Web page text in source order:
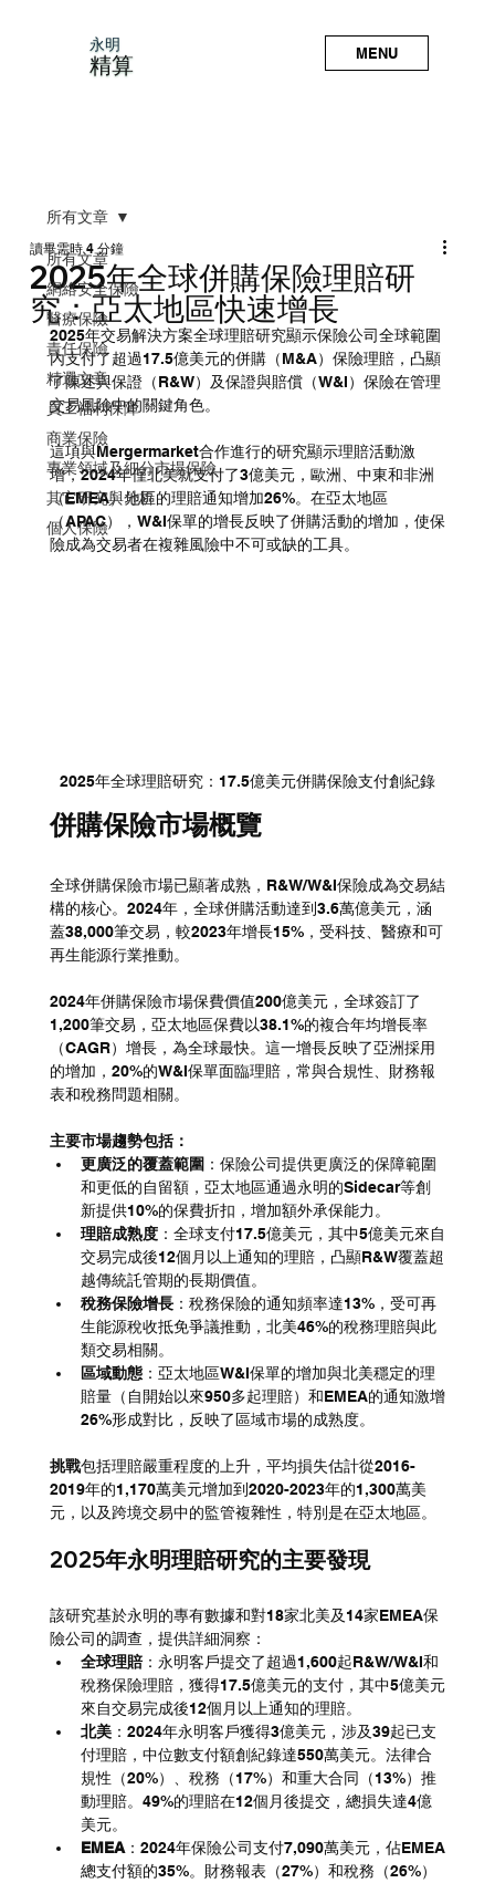
永明
精算 MENU
所有文章
網絡安全保險
醫療保險
責任保險
精選文章
員工福利保障
商業保險
專業領域及細分市場保險
其它研究與分析
個人保險
所有文章
2025年全球併購保險理賠研
究：亞太地區快速增長
讀畢需時 4 分鐘
2025年交易解決方案全球理賠研究顯示保險公司全球範圍
內支付了超過17.5億美元的併購（M&A）保險理賠，凸顯
了陳述與保證（R&W）及保證與賠償（W&I）保險在管理
交易風險中的關鍵角色。
這項與Mergermarket合作進行的研究顯示理賠活動激
增，2024年僅北美就支付了3億美元，歐洲、中東和非洲
（EMEA）地區的理賠通知增加26%。在亞太地區
（APAC），W&I保單的增長反映了併購活動的增加，使保
險成為交易者在複雜風險中不可或缺的工具。
2025年全球理賠研究：17.5億美元併購保險支付創紀錄
併購保險市場概覽
全球併購保險市場已顯著成熟，R&W/W&I保險成為交易結
構的核心。2024年，全球併購活動達到3.6萬億美元，涵
蓋38,000筆交易，較2023年增長15%，受科技、醫療和可
再生能源行業推動。
2024年併購保險市場保費價值200億美元，全球簽訂了
1,200筆交易，亞太地區保費以38.1%的複合年均增長率
（CAGR）增長，為全球最快。這一增長反映了亞洲採用
的增加，20%的W&I保單面臨理賠，常與合規性、財務報
表和稅務問題相關。
主要市場趨勢包括：
更廣泛的覆蓋範圍 ：保險公司提供更廣泛的保障範圍
和更低的自留額，亞太地區通過永明的Sidecar等創
新提供10%的保費折扣，增加額外承保能力。
理賠成熟度：全球支付17.5億美元，其中5億美元來自
交易完成後12個月以上通知的理賠，凸顯R&W覆蓋超
越傳統託管期的長期價值。
稅務保險增長：稅務保險的通知頻率達13%，受可再
生能源稅收抵免爭議推動，北美46%的稅務理賠與此
類交易相關。
區域動態：亞太地區W&I保單的增加與北美穩定的理
賠量（自開始以來950多起理賠）和EMEA的通知激增
26%形成對比，反映了區域市場的成熟度。
挑戰包括理賠嚴重程度的上升，平均損失估計從2016-
2019年的1,170萬美元增加到2020-2023年的1,300萬美
元，以及跨境交易中的監管複雜性，特別是在亞太地區。
2025年永明理賠研究的主要發現
該研究基於永明的專有數據和對18家北美及14家EMEA保
險公司的調查，提供詳細洞察：
全球理賠：永明客戶提交了超過1,600起R&W/W&I和
稅務保險理賠，獲得17.5億美元的支付，其中5億美元
來自交易完成後12個月以上通知的理賠。
北美：2024年永明客戶獲得3億美元，涉及39起已支
付理賠，中位數支付額創紀錄達550萬美元。法律合
規性（20%）、稅務（17%）和重大合同（13%）推
動理賠。49%的理賠在12個月後提交，總損失達4億
美元。
EMEA：2024年保險公司支付7,090萬美元，佔EMEA
總支付額的35%。財務報表（27%）和稅務（26%）